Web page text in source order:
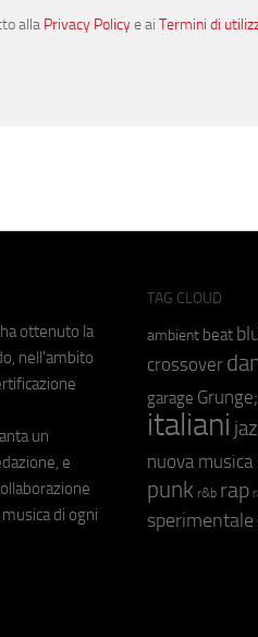
alla Privacy Policye ai Termini di
ottenuto la
nell'ambito
un
e
di ogni
TAG CLOUD
ambient beat
crossover
garage Grunge;
italiani
nuova
punk r&b rap
sperimentale